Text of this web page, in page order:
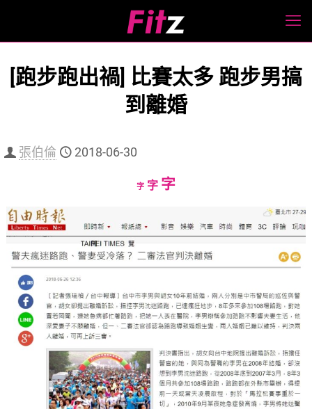
[跑步跑出禍] 比賽太多 跑步男搞
到離婚
張伯倫 2018-06-30
字Decrease
字Reset
字Increase
size.